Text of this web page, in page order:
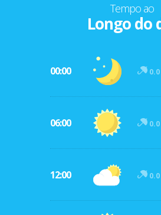
Tempo ao
Longo do
00:00 0.0
06:00 0.0
12:00 0.0